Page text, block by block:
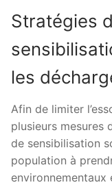
Stratégies
les
Afin de limiter
plusieurs mesures
de sensibilisation
population à